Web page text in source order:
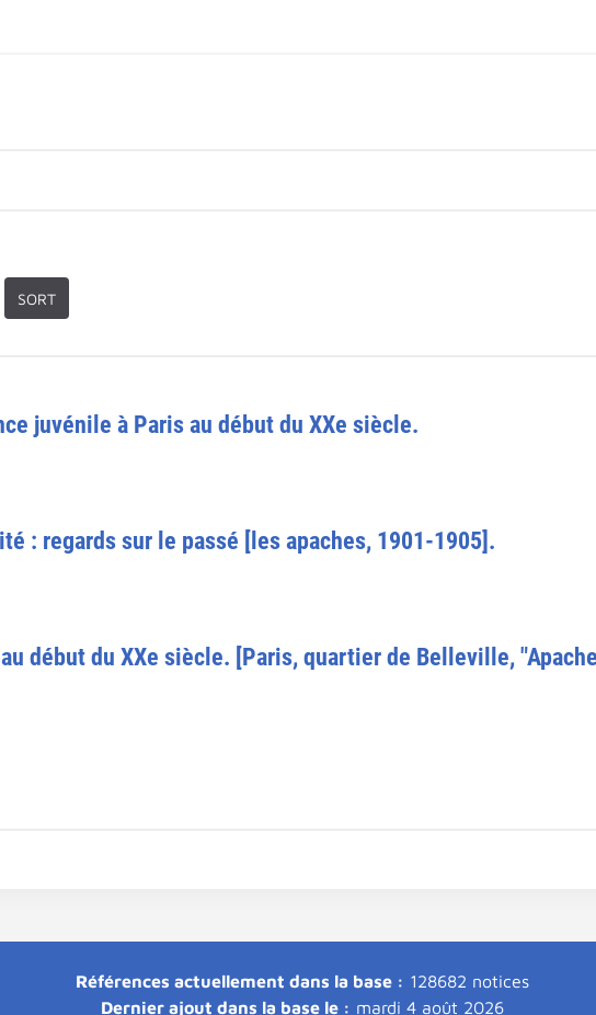
SORT
juvénile à Paris au début du XXe siècle.
: regards sur le passé [les apaches, 1901-1905].
début du XXe siècle. [Paris, quartier de Belleville,
Références actuellement dans la base : 128682 notices
Dernier ajout dans la base le : mardi 4 août 2026